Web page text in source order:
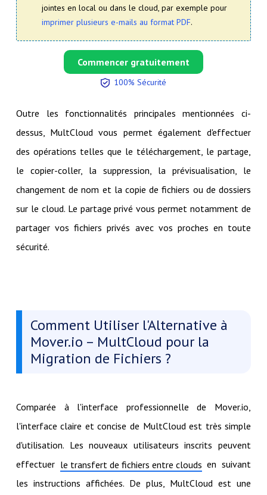
jointes en local ou dans le cloud, par exemple pour
imprimer plusieurs e-mails au format PDF.
Commencer gratuitement
100% Sécurité
Outre les fonctionnalités principales mentionnées ci-
dessus, MultCloud vous permet également d'effectuer
des opérations telles que le téléchargement, le partage,
le copier-coller, la suppression, la prévisualisation, le
changement de nom et la copie de fichiers ou de dossiers
sur le cloud. Le partage privé vous permet notamment de
partager vos fichiers privés avec vos proches en toute
sécurité.
Comment Utiliser l'Alternative à
Mover.io – MultCloud pour la
Migration de Fichiers ?
Comparée à l'interface professionnelle de Mover.io,
l'interface claire et concise de MultCloud est très simple
d'utilisation. Les nouveaux utilisateurs inscrits peuvent
effectuer le transfert de fichiers entre clouds en suivant
les instructions affichées. De plus, MultCloud est une